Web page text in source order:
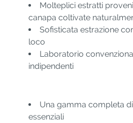
Molteplici estratti
canapa coltivate
Sofisticata estrazione
loco
Laboratorio
indipendenti
Una gamma completa
essenziali